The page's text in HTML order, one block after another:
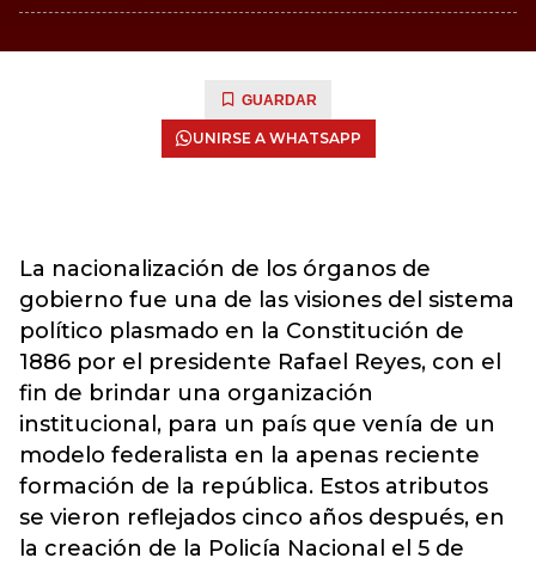
GUARDAR
UNIRSE A WHATSAPP
La nacionalización de los órganos de
gobierno fue una de las visiones del sistema
político plasmado en la Constitución de
1886 por el presidente Rafael Reyes, con el
fin de brindar una organización
institucional, para un país que venía de un
modelo federalista en la apenas reciente
formación de la república. Estos atributos
se vieron reflejados cinco años después, en
la creación de la Policía Nacional el 5 de